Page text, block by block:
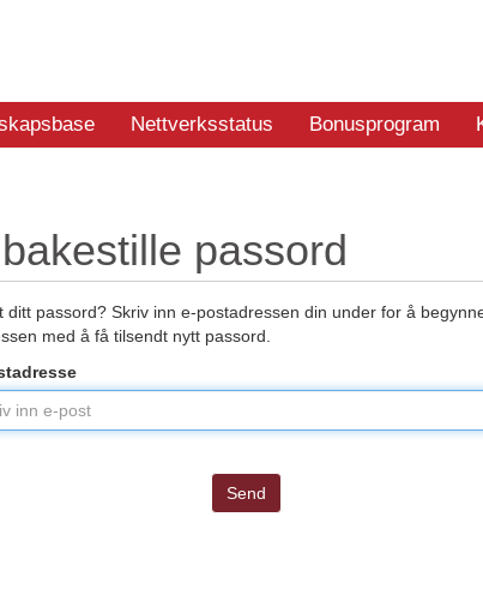
Nettverksstatus Bonusprogram
passord
ditt passord? Skriv inn e-postadressen din under for å
med å få tilsendt nytt passord.
Send